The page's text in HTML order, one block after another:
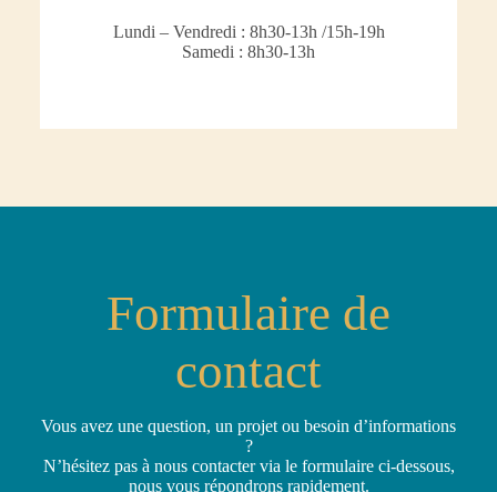
Lundi – Vendredi : 8h30-13h /15h-19h
Samedi : 8h30-13h
Formulaire de
contact
Vous avez une question, un projet ou besoin d’informations
?
N’hésitez pas à nous contacter via le formulaire ci-dessous,
nous vous répondrons rapidement.